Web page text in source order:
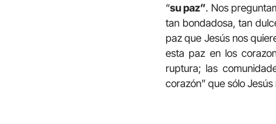
“su paz”. Nos
tan bondadosa, tan
paz que Jesús nos
esta paz en los
ruptura; las
corazón” que sólo